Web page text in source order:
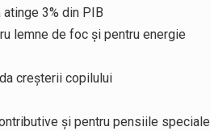
3% din PIB
lemne de foc și pentru energie
creșterii copilului
și pentru pensiile speciale